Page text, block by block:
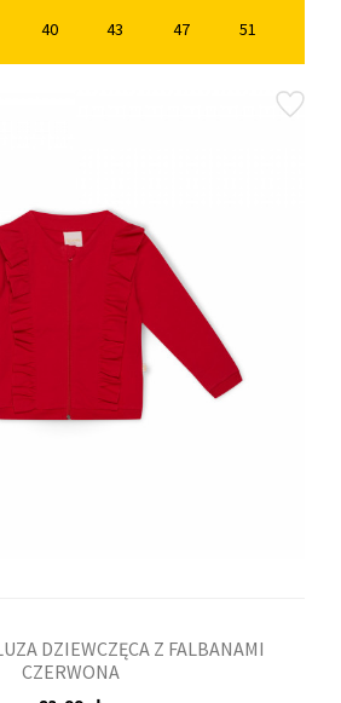
40 43 47 51
DZIEWCZĘCA Z FALBANAMI
CZERWONA